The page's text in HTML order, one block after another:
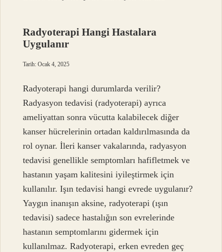
Radyoterapi Hangi Hastalara
Uygulanır
Tarih: Ocak 4, 2025
Radyoterapi hangi durumlarda verilir?
Radyasyon tedavisi (radyoterapi) ayrıca
ameliyattan sonra vücutta kalabilecek diğer
kanser hücrelerinin ortadan kaldırılmasında da
rol oynar. İleri kanser vakalarında, radyasyon
tedavisi genellikle semptomları hafifletmek ve
hastanın yaşam kalitesini iyileştirmek için
kullanılır. Işın tedavisi hangi evrede uygulanır?
Yaygın inanışın aksine, radyoterapi (ışın
tedavisi) sadece hastalığın son evrelerinde
hastanın semptomlarını gidermek için
kullanılmaz. Radyoterapi, erken evreden geç